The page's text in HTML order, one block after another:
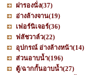
ฝารองนั่ง(37)
อ่างล้างจาน(19)
เฟอร์นิเจอร์(36)
ฟลัชวาล์ว(22)
อุปกรณ์ อ่างล้างหน้า(14)
ส่วนอาบน้ำ(196)
ตู้/ฉากกั้นอาบน้ำ(27)